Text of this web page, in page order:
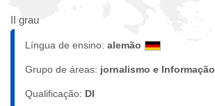
II grau
Língua de ensino: alemão
Grupo de áreas: jornalismo e Informação
Qualificação: DI